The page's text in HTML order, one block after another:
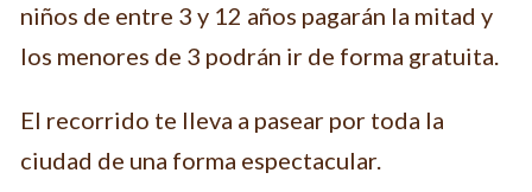
niños de entre 3 y 12 años pagarán la mitad y
los menores de 3 podrán ir de forma gratuita.
El recorrido te lleva a pasear por toda la
ciudad de una forma espectacular.